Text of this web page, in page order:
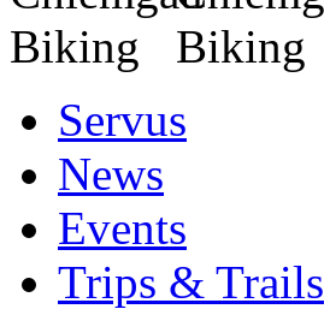
Servus
News
Events
Trips & Trails